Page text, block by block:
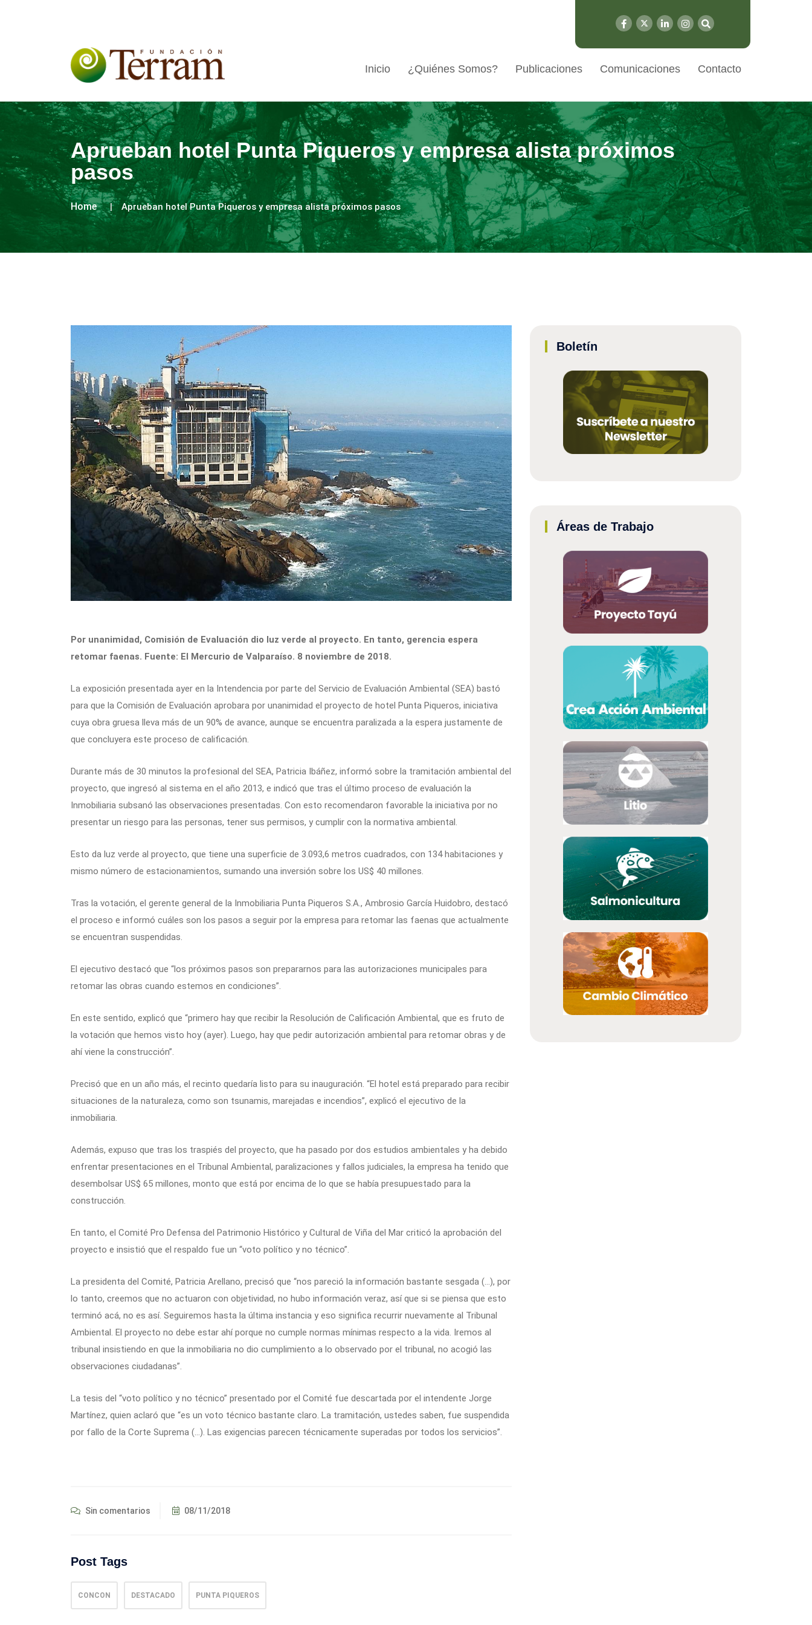
Inicio ¿Quiénes Somos? Publicaciones Comunicaciones Contacto
Aprueban hotel Punta Piqueros y empresa alista próximos
pasos
Home Aprueban hotel Punta Piqueros y empresa alista próximos pasos
Por unanimidad, Comisión de Evaluación dio luz verde al proyecto. En tanto, gerencia espera
retomar faenas. Fuente: El Mercurio de Valparaíso. 8 noviembre de 2018.
La exposición presentada ayer en la Intendencia por parte del Servicio de Evaluación Ambiental (SEA) bastó
para que la Comisión de Evaluación aprobara por unanimidad el proyecto de hotel Punta Piqueros, iniciativa
cuya obra gruesa lleva más de un 90% de avance, aunque se encuentra paralizada a la espera justamente de
que concluyera este proceso de calificación.
Durante más de 30 minutos la profesional del SEA, Patricia Ibáñez, informó sobre la tramitación ambiental del
proyecto, que ingresó al sistema en el año 2013, e indicó que tras el último proceso de evaluación la
Inmobiliaria subsanó las observaciones presentadas. Con esto recomendaron favorable la iniciativa por no
presentar un riesgo para las personas, tener sus permisos, y cumplir con la normativa ambiental.
Esto da luz verde al proyecto, que tiene una superficie de 3.093,6 metros cuadrados, con 134 habitaciones y
mismo número de estacionamientos, sumando una inversión sobre los US$ 40 millones.
Tras la votación, el gerente general de la Inmobiliaria Punta Piqueros S.A., Ambrosio García Huidobro, destacó
el proceso e informó cuáles son los pasos a seguir por la empresa para retomar las faenas que actualmente
se encuentran suspendidas.
El ejecutivo destacó que “los próximos pasos son prepararnos para las autorizaciones municipales para
retomar las obras cuando estemos en condiciones”.
En este sentido, explicó que “primero hay que recibir la Resolución de Calificación Ambiental, que es fruto de
la votación que hemos visto hoy (ayer). Luego, hay que pedir autorización ambiental para retomar obras y de
ahí viene la construcción”.
Precisó que en un año más, el recinto quedaría listo para su inauguración. “El hotel está preparado para recibir
situaciones de la naturaleza, como son tsunamis, marejadas e incendios”, explicó el ejecutivo de la
inmobiliaria.
Además, expuso que tras los traspiés del proyecto, que ha pasado por dos estudios ambientales y ha debido
enfrentar presentaciones en el Tribunal Ambiental, paralizaciones y fallos judiciales, la empresa ha tenido que
desembolsar US$ 65 millones, monto que está por encima de lo que se había presupuestado para la
construcción.
En tanto, el Comité Pro Defensa del Patrimonio Histórico y Cultural de Viña del Mar criticó la aprobación del
proyecto e insistió que el respaldo fue un “voto político y no técnico”.
La presidenta del Comité, Patricia Arellano, precisó que “nos pareció la información bastante sesgada (…), por
lo tanto, creemos que no actuaron con objetividad, no hubo información veraz, así que si se piensa que esto
terminó acá, no es así. Seguiremos hasta la última instancia y eso significa recurrir nuevamente al Tribunal
Ambiental. El proyecto no debe estar ahí porque no cumple normas mínimas respecto a la vida. Iremos al
tribunal insistiendo en que la inmobiliaria no dio cumplimiento a lo observado por el tribunal, no acogió las
observaciones ciudadanas”.
La tesis del “voto político y no técnico” presentado por el Comité fue descartada por el intendente Jorge
Martínez, quien aclaró que “es un voto técnico bastante claro. La tramitación, ustedes saben, fue suspendida
por fallo de la Corte Suprema (…). Las exigencias parecen técnicamente superadas por todos los servicios”.
Sin comentarios 08/11/2018
Post Tags
CONCON DESTACADO PUNTA PIQUEROS
Boletín
Áreas de Trabajo